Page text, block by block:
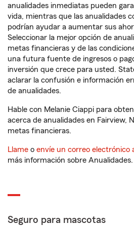
anualidades inmediatas pueden
vida, mientras que las anualidades
podrían ayudar a aumentar sus
Seleccionar la mejor opción de
metas financieras y de las
una futura fuente de ingresos o
inversión que crece para usted.
aclarar la confusión e información
de anualidades.
Hable con Melanie Ciappi para
acerca de anualidades en Fairview,
metas financieras.
Llame o envíe un correo electrónico
más información sobre Anualidades.
Seguro para mascotas